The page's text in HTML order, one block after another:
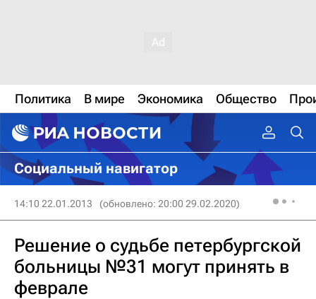
Политика В мире Экономика Общество
Социальный навигатор
14:10 22.01.2013 (обновлено: 20:00 29.02.2020)
Решение о судьбе петербургской
больницы №31 могут принять в
феврале